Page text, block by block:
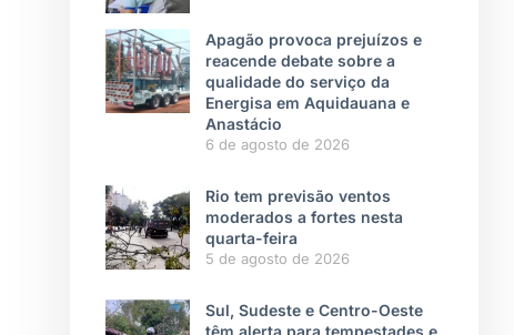
Apagão provoca prejuízos e
reacende debate sobre a
qualidade do serviço da
Energisa em Aquidauana e
Anastácio
6 de agosto de 2026
Rio tem previsão ventos
moderados a fortes nesta
quarta-feira
5 de agosto de 2026
Sul, Sudeste e Centro-Oeste
têm alerta para tempestades e